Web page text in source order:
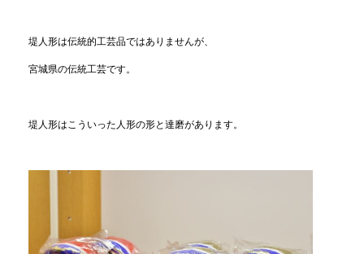
堤人形は伝統的工芸品ではありませんが、
宮城県の伝統工芸です。
堤人形はこういった人形の形と達磨があります。